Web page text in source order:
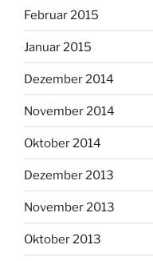
Februar 2015
Januar 2015
Dezember 2014
November 2014
Oktober 2014
Dezember 2013
November 2013
Oktober 2013